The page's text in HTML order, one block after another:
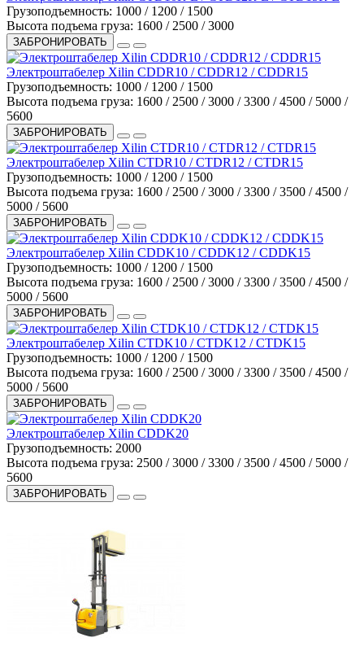
Грузоподъемность: 1000 / 1200 / 1500
Высота подъема груза: 1600 / 2500 / 3000
ЗАБРОНИРОВАТЬ
Электроштабелер Xilin CDDR10 / CDDR12 / CDDR15
Грузоподъемность: 1000 / 1200 / 1500
Высота подъема груза: 1600 / 2500 / 3000 / 3300 / 4500 / 5000 /
5600
ЗАБРОНИРОВАТЬ
Электроштабелер Xilin CTDR10 / CTDR12 / CTDR15
Грузоподъемность: 1000 / 1200 / 1500
Высота подъема груза: 1600 / 2500 / 3000 / 3300 / 3500 / 4500 /
5000 / 5600
ЗАБРОНИРОВАТЬ
Электроштабелер Xilin CDDK10 / CDDK12 / CDDK15
Грузоподъемность: 1000 / 1200 / 1500
Высота подъема груза: 1600 / 2500 / 3000 / 3300 / 3500 / 4500 /
5000 / 5600
ЗАБРОНИРОВАТЬ
Электроштабелер Xilin CTDK10 / CTDK12 / CTDK15
Грузоподъемность: 1000 / 1200 / 1500
Высота подъема груза: 1600 / 2500 / 3000 / 3300 / 3500 / 4500 /
5000 / 5600
ЗАБРОНИРОВАТЬ
Электроштабелер Xilin CDDK20
Грузоподъемность: 2000
Высота подъема груза: 2500 / 3000 / 3300 / 3500 / 4500 / 5000 /
5600
ЗАБРОНИРОВАТЬ